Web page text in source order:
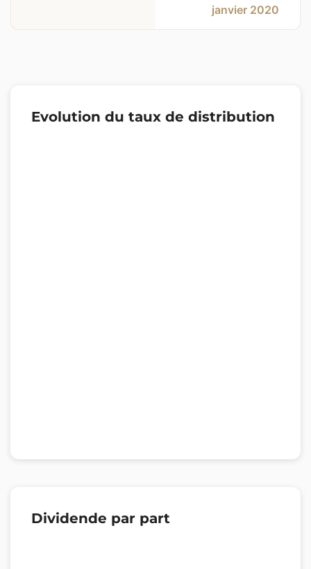
janvier 2020
Evolution du taux de distribution
Dividende par part